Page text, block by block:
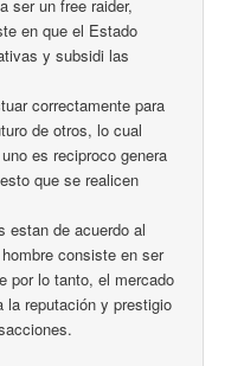
ser un free raider,
en que el Estado
y subsidi las
correctamente para
de otros, lo cual
es reciproco genera
que se realicen
estan de acuerdo al
consiste en ser
por lo tanto, el mercado
la reputación y prestigio